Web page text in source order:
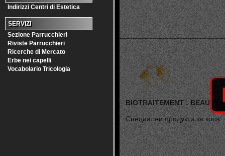
Indirizzi Centri di Estetica
SERVIZI
Sezione Parrucchieri
Riviste Parrucchieri
Ricerche di Mercato
Erbe nei capelli
Vocabolario Tricologia
BIOTRAITEMENT : BEAUTY
Специални продукти за коса